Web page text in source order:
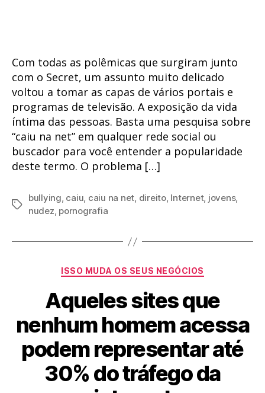
Com todas as polêmicas que surgiram junto
com o Secret, um assunto muito delicado
voltou a tomar as capas de vários portais e
programas de televisão. A exposição da vida
íntima das pessoas. Basta uma pesquisa sobre
“caiu na net” em qualquer rede social ou
buscador para você entender a popularidade
deste termo. O problema […]
Tags
bullying, caiu, caiu na net, direito, Internet, jovens,
nudez, pornografia
Categorias
ISSO MUDA OS SEUS NEGÓCIOS
Aqueles sites que
nenhum homem acessa
podem representar até
30% do tráfego da